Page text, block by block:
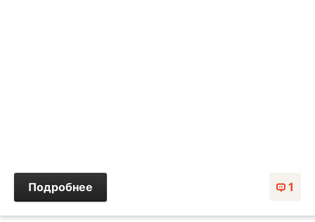
1
Подробнее